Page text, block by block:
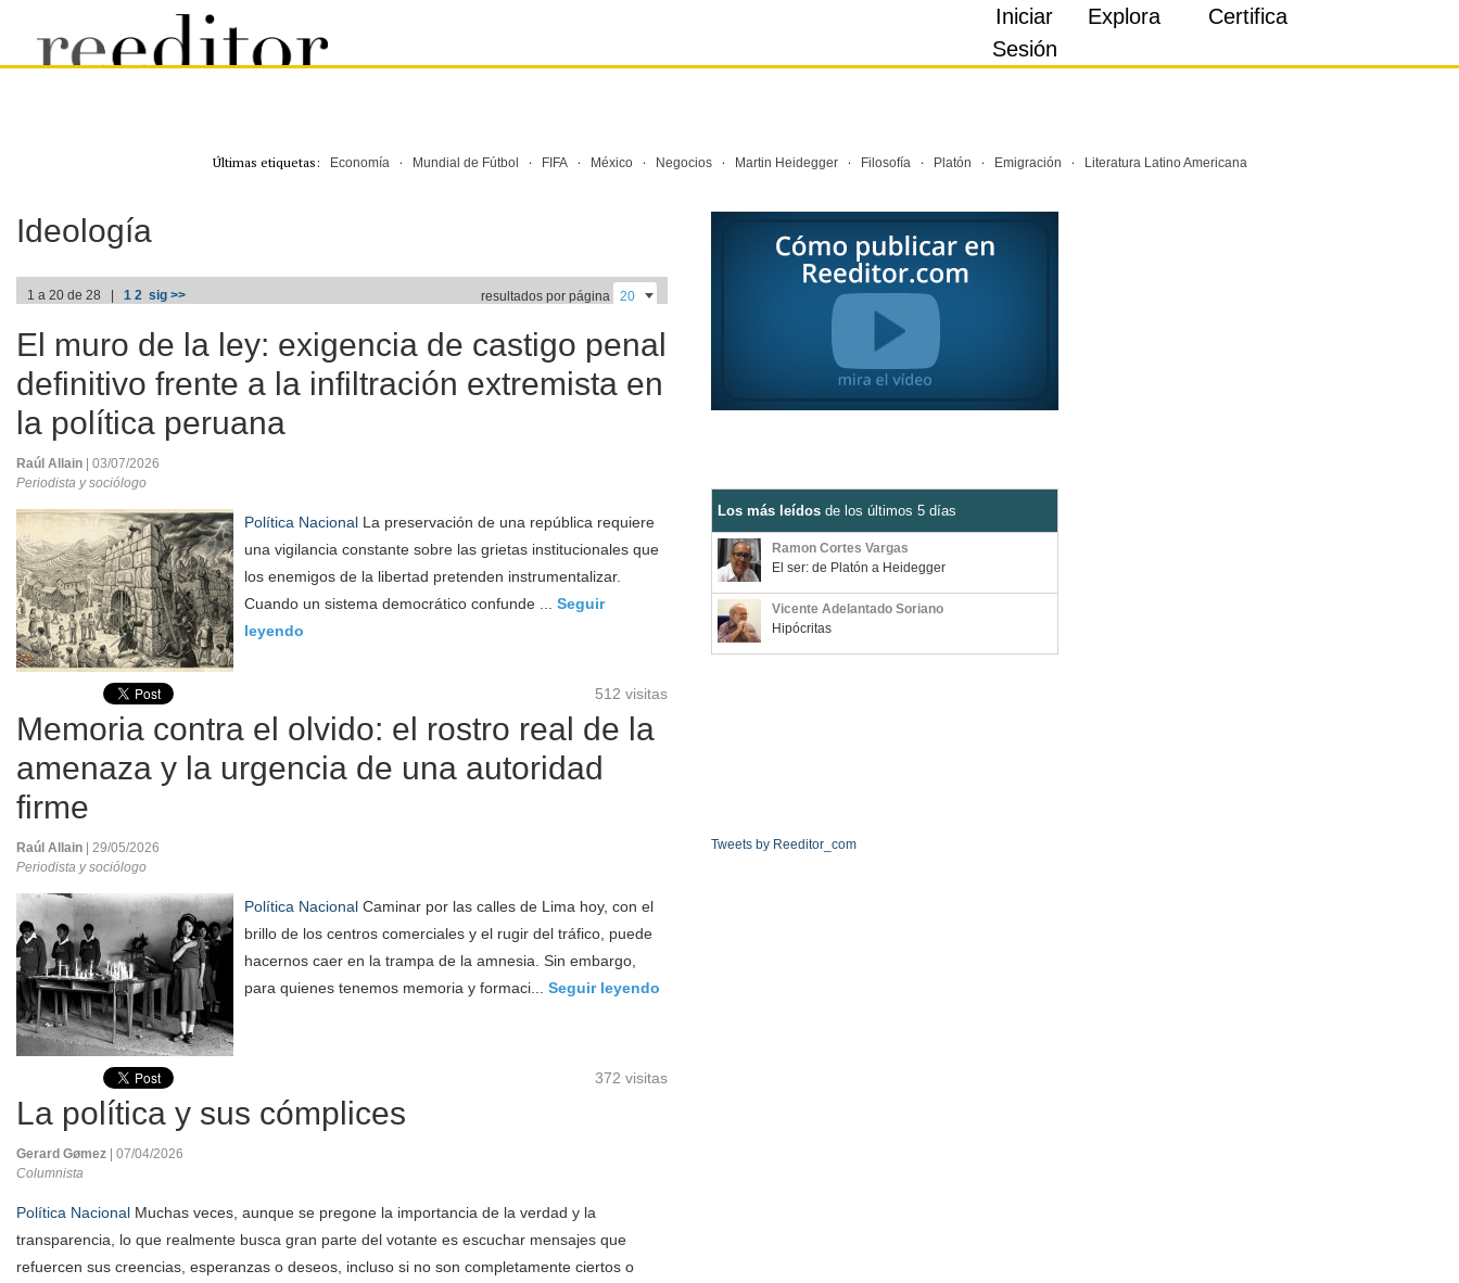
Iniciar
Sesión
Explora Certifica
Últimas etiquetas: Economía· Mundial de Fútbol · FIFA· México· Negocios· Martin Heidegger· Filosofía· Platón · Emigración · Literatura Latino Americana
Ideología
1 a 20 de 28 | 1 2 sig >> resultados por página
El muro de la ley: exigencia de castigo penal
definitivo frente a la infiltración extremista en
la política peruana
Raúl Allain
| 03/07/2026
Periodista y sociólogo
Política Nacional La preservación de una república requiere
una vigilancia constante sobre las grietas institucionales que
los enemigos de la libertad pretenden instrumentalizar.
Cuando un sistema democrático confunde ... Seguir
leyendo
512 visitas
Memoria contra el olvido: el rostro real de la
amenaza y la urgencia de una autoridad
firme
Raúl Allain
| 29/05/2026
Periodista y sociólogo
Política Nacional Caminar por las calles de Lima hoy, con el
brillo de los centros comerciales y el rugir del tráfico, puede
hacernos caer en la trampa de la amnesia. Sin embargo,
para quienes tenemos memoria y formaci... Seguir leyendo
372 visitas
La política y sus cómplices
Gerard Gømez
| 07/04/2026
Columnista
Política Nacional Muchas veces, aunque se pregone la importancia de la verdad y la
transparencia, lo que realmente busca gran parte del votante es escuchar mensajes que
refuercen sus creencias, esperanzas o deseos, incluso si no son completamente ciertos o
Los más leídos de los últimos 5 días
Ramon Cortes Vargas
El ser: de Platón a Heidegger
Vicente Adelantado Soriano
Hipócritas
Tweets by Reeditor_com